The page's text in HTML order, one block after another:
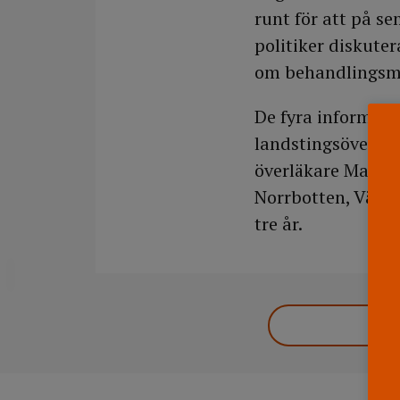
runt för att på
politiker
om
De fyra
överläkare Mats
Norrbotten,
tre år.